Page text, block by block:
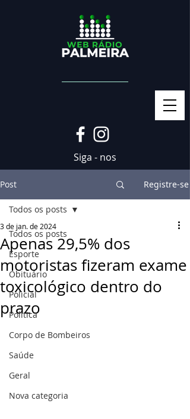
Siga - nos
Post Registre-se
Todos os posts
Esporte
Obituário
Policial
Politica
Corpo de Bombeiros
Saúde
Geral
Nova categoria
Todos os posts
Apenas 29,5% dos
motoristas fizeram exame
toxicológico dentro do
prazo
3 de jan. de 2024